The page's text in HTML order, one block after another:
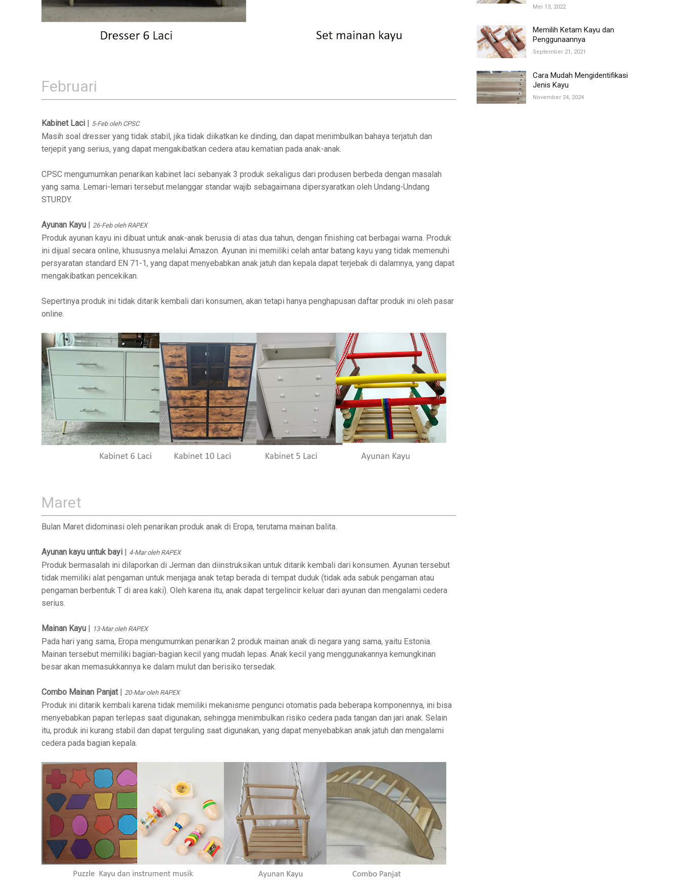
Februari
Kabinet Laci 5-Feb oleh CPSC
Masih soal dresser yang tidak stabil, jika tidak diikatkan ke dinding, dan dapat menimbulkan bahaya terjatuh dan
terjepit yang serius, yang dapat mengakibatkan cedera atau kematian pada anak-anak.
CPSC mengumumkan penarikan kabinet laci sebanyak 3 produk sekaligus dari produsen berbeda dengan masalah
yang sama. Lemari-lemari tersebut melanggar standar wajib sebagaimana dipersyaratkan oleh Undang-Undang
STURDY.
Ayunan Kayu 26-Feb oleh RAPEX
Produk ayunan kayu ini dibuat untuk anak-anak berusia di atas dua tahun, dengan finishing cat berbagai warna. Produk
ini dijual secara online, khususnya melalui Amazon. Ayunan ini memiliki celah antar batang kayu yang tidak memenuhi
persyaratan standard EN 71-1, yang dapat menyebabkan anak jatuh dan kepala dapat terjebak di dalamnya, yang dapat
mengakibatkan pencekikan.
Sepertinya produk ini tidak ditarik kembali dari konsumen, akan tetapi hanya penghapusan daftar produk ini oleh pasar
online.
Maret
Bulan Maret didominasi oleh penarikan produk anak di Eropa, terutama mainan balita.
Ayunan kayu untuk bayi 4-Mar oleh RAPEX
Produk bermasalah ini dilaporkan di Jerman dan diinstruksikan untuk ditarik kembali dari konsumen. Ayunan tersebut
tidak memiliki alat pengaman untuk menjaga anak tetap berada di tempat duduk (tidak ada sabuk pengaman atau
pengaman berbentuk T di area kaki). Oleh karena itu, anak dapat tergelincir keluar dari ayunan dan mengalami cedera
serius.
Mainan Kayu 13-Mar oleh RAPEX
Pada hari yang sama, Eropa mengumumkan penarikan 2 produk mainan anak di negara yang sama, yaitu Estonia.
Mainan tersebut memiliki bagian-bagian kecil yang mudah lepas. Anak kecil yang menggunakannya kemungkinan
besar akan memasukkannya ke dalam mulut dan berisiko tersedak.
Combo Mainan Panjat| 20-Mar oleh RAPEX
Produk ini ditarik kembali karena tidak memiliki mekanisme pengunci otomatis pada beberapa komponennya, ini bisa
menyebabkan papan terlepas saat digunakan, sehingga menimbulkan risiko cedera pada tangan dan jari anak. Selain
itu, produk ini kurang stabil dan dapat terguling saat digunakan, yang dapat menyebabkan anak jatuh dan mengalami
cedera pada bagian kepala.
Mei 13, 2022
Memilih Ketam Kayu dan
Penggunaannya
September 21, 2021
Cara Mudah Mengidentifikasi
Jenis Kayu
November 24, 2024